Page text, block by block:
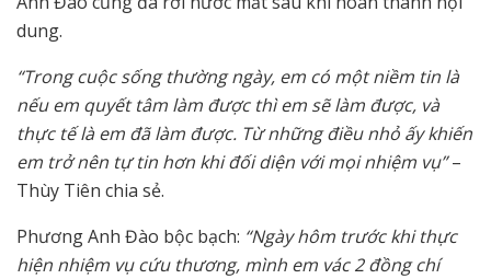
dung.
“Trong cuộc sống thường ngày, em có một niềm tin là
nếu em quyết tâm làm được thì em sẽ làm được, và
thực tế là em đã làm được. Từ những điều nhỏ ấy khiến
em trở nên tự tin hơn khi đối diện với mọi nhiệm vụ”–
Thùy Tiên chia sẻ.
Phương Anh Đào bộc bạch: “Ngày hôm trước khi thực
hiện nhiệm vụ cứu thương, mình em vác 2 đồng chí